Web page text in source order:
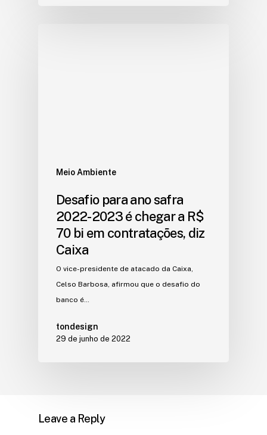
Meio Ambiente
Desafio para ano safra
2022-2023 é chegar a R$
70 bi em contratações, diz
Caixa
O vice-presidente de atacado da Caixa,
Celso Barbosa, afirmou que o desafio do
banco é…
tondesign
29 de junho de 2022
Leave a Reply